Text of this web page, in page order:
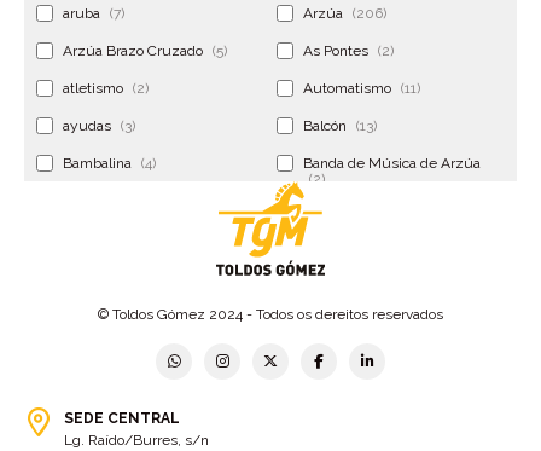
aruba (7) Arzúa (206)
Arzúa Brazo Cruzado (5) As Pontes (2)
atletismo (2) Automatismo (11)
ayudas (3) Balcón (13)
Bambalina (4)
Banda de Música de Arzúa
(2)
Banderolas
Betanzos
bolsa cac (3)
© Toldos Gómez 2024 - Todos os dereitos reservados
SEDE CENTRAL
Lg. Raído/Burres, s/n